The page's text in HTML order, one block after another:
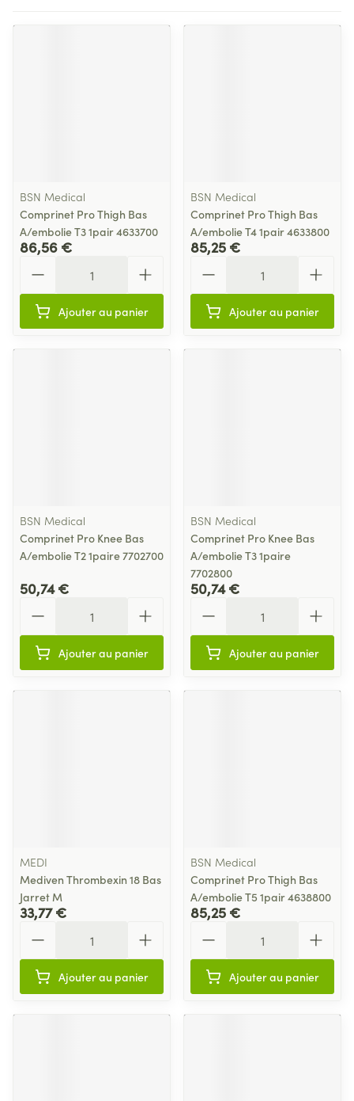
BSN Medical
Comprinet Pro Thigh Bas
A/embolie T3 1pair 4633700
86,56 €
Ajouter au panier
BSN Medical
Comprinet Pro Thigh Bas
A/embolie T4 1pair 4633800
85,25 €
Ajouter au panier
BSN Medical
Comprinet Pro Knee Bas
A/embolie T2 1paire 7702700
50,74 €
Ajouter au panier
BSN Medical
Comprinet Pro Knee Bas
A/embolie T3 1paire
7702800
50,74 €
Ajouter au panier
MEDI
Mediven Thrombexin 18 Bas
Jarret M
33,77 €
Ajouter au panier
BSN Medical
Comprinet Pro Thigh Bas
A/embolie T5 1pair 4638800
85,25 €
Ajouter au panier